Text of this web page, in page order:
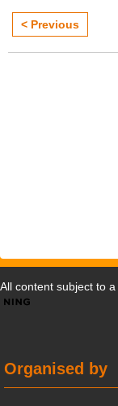
< Previous
All content subject to a
Organised by